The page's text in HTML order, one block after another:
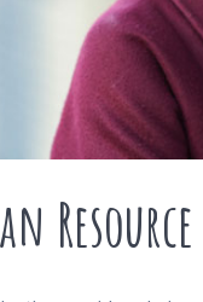
Resource